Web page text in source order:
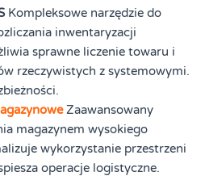
Kompleksowe narzędzie do
inwentaryzacji
sprawne liczenie towaru i
rzeczywistych z systemowymi.
Zaawansowany
magazynem wysokiego
wykorzystanie przestrzeni
operacje logistyczne.